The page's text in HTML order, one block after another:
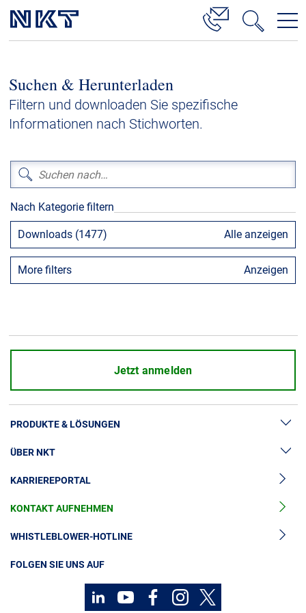
Hochspannung
Kabelservice
Niederspannung
Kabelgarnituren
Referenzen
Downloads
Presse & Events
Produktion
Karriere
Europacable
Einkauf
Suchen & Herunterladen
Filtern und downloaden Sie spezifische
Informationen nach Stichworten.
Nach Kategorie filtern
Downloads (1477) Alle anzeigen
More filters Anzeigen
Jetzt anmelden
PRODUKTE & LÖSUNGEN
Hochspannung
Kabelgarnituren
Mittelspannungskabel
Niederspannungskabel
ÜBER NKT
News & Presse
Unsere Geschichte
Investoren
Nachhaltigkeit
KARRIEREPORTAL
KONTAKT AUFNEHMEN
WHISTLEBLOWER-HOTLINE
FOLGEN SIE UNS AUF